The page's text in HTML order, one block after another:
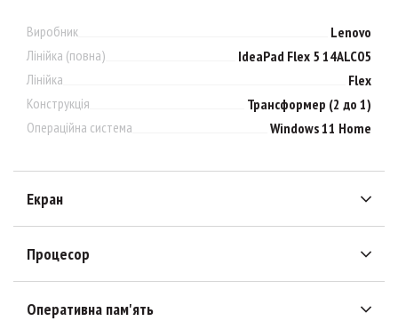
Виробник
Lenovo
Лінійка (повна)
IdeaPad Flex 5 14ALC05
Лінійка
Flex
Конструкція
Трансформер (2 до 1)
Операційна система
Windows 11 Home
Екран
Процесор
Оперативна пам'ять